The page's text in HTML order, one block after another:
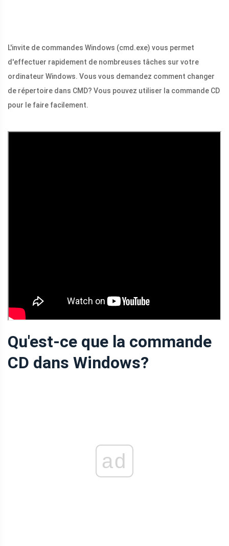
L'invite de commandes Windows (cmd.exe) vous permet
d'effectuer rapidement de nombreuses tâches sur votre
ordinateur Windows. Vous vous demandez comment changer
de répertoire dans CMD? Vous pouvez utiliser la commande CD
pour le faire facilement.
Qu'est-ce que la commande
CD dans Windows?
ad